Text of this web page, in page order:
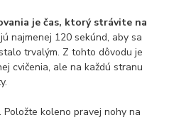
je čas, ktorý strávite na
najmenej 120 sekúnd, aby sa
trvalým. Z tohto dôvodu je
cvičenia, ale na každú stranu
Položte koleno pravej nohy na